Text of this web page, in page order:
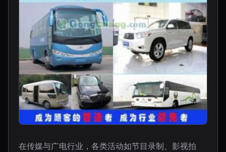
在传媒与广电行业，各类活动如节目录制、影视拍